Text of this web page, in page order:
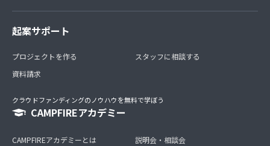
起案サポート
プロジェクトを作る
資料請求
スタッフに相談する
クラウドファンディングのノウハウを無料で学ぼう
CAMPFIREアカデミー
CAMPFIREアカデミーとは
説明会・相談会